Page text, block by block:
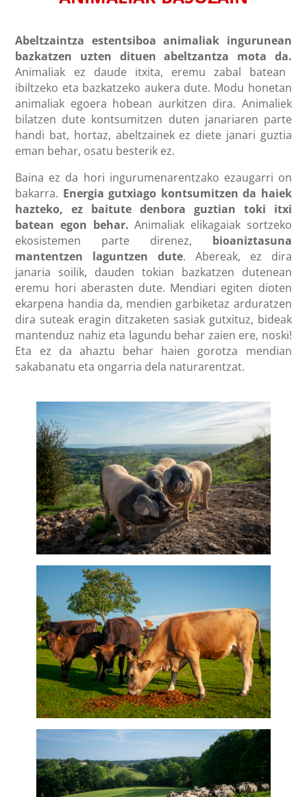
Abeltzaintza estentsiboa animaliak ingurunean
bazkatzen uzten dituen abeltzantza mota da.
Animaliak ez daude itxita, eremu zabal batean
ibiltzeko eta bazkatzeko aukera dute. Modu honetan
animaliak egoera hobean aurkitzen dira. Animaliek
bilatzen dute kontsumitzen duten janariaren parte
handi bat, hortaz, abeltzainek ez diete janari guztia
eman behar, osatu besterik ez.
Baina ez da hori ingurumenarentzako ezaugarri on
bakarra. Energia gutxiago kontsumitzen da haiek
hazteko, ez baitute denbora guztian toki itxi
batean egon behar. Animaliak elikagaiak sortzeko
ekosistemen parte direnez, bioaniztasuna
mantentzen laguntzen dute. Abereak, ez dira
janaria soilik, dauden tokian bazkatzen dutenean
eremu hori aberasten dute. Mendiari egiten dioten
ekarpena handia da, mendien garbiketaz arduratzen
dira suteak eragin ditzaketen sasiak gutxituz, bideak
mantenduz nahiz eta lagundu behar zaien ere, noski!
Eta ez da ahaztu behar haien gorotza mendian
sakabanatu eta ongarria dela naturarentzat.